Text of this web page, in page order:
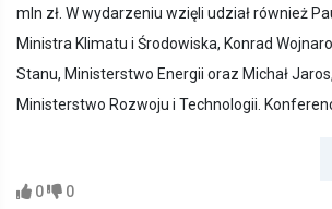
mln zł. W wydarzeniu wzięli udział również
Ministra Klimatu i Środowiska, Konrad
Stanu, Ministerstwo Energii oraz Michał
Ministerstwo Rozwoju i Technologii.
0
0